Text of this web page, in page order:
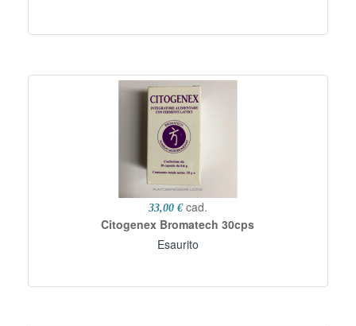
33,00 € cad.
Citogenex Bromatech 30cps
Esaurito